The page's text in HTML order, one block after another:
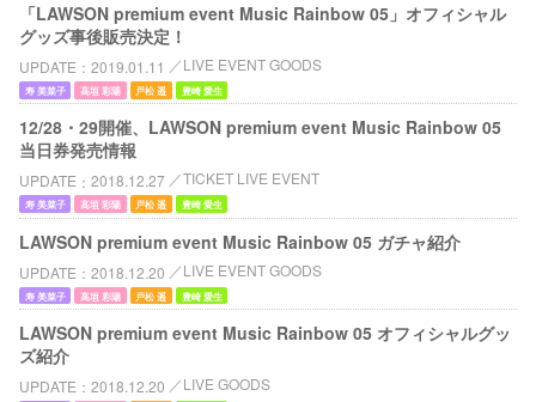
「LAWSON premium event Music Rainbow 05」オフィシャル
グッズ事後販売決定！
UPDATE 2019.01.11 LIVE EVENT GOODS
寿 美菜子 高垣 彩陽 戸松 遥 豊崎 愛生
12/28・29開催、LAWSON premium event Music Rainbow 05
当日券発売情報
UPDATE 2018.12.27 TICKET LIVE EVENT
寿 美菜子 高垣 彩陽 戸松 遥 豊崎 愛生
LAWSON premium event Music Rainbow 05 ガチャ紹介
UPDATE 2018.12.20 LIVE EVENT GOODS
寿 美菜子 高垣 彩陽 戸松 遥 豊崎 愛生
LAWSON premium event Music Rainbow 05 オフィシャルグッ
ズ紹介
UPDATE 2018.12.20 LIVE GOODS